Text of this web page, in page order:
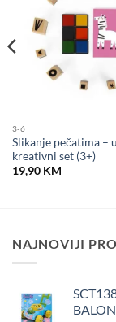
3-6
Slikanje pečatima –
kreativni set (3+)
19,90 KM
NAJNOVIJI